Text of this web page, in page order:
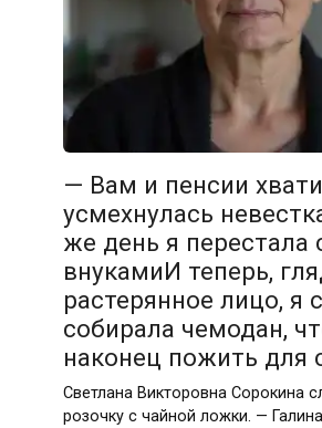
— Вам и пенсии
усмехнулась
же день я перестала
внукамиИ теперь,
растерянное лицо, я
собирала чемодан,
наконец пожить для
Светлана Викторовна Сорокина
розочку с чайной ложки. —